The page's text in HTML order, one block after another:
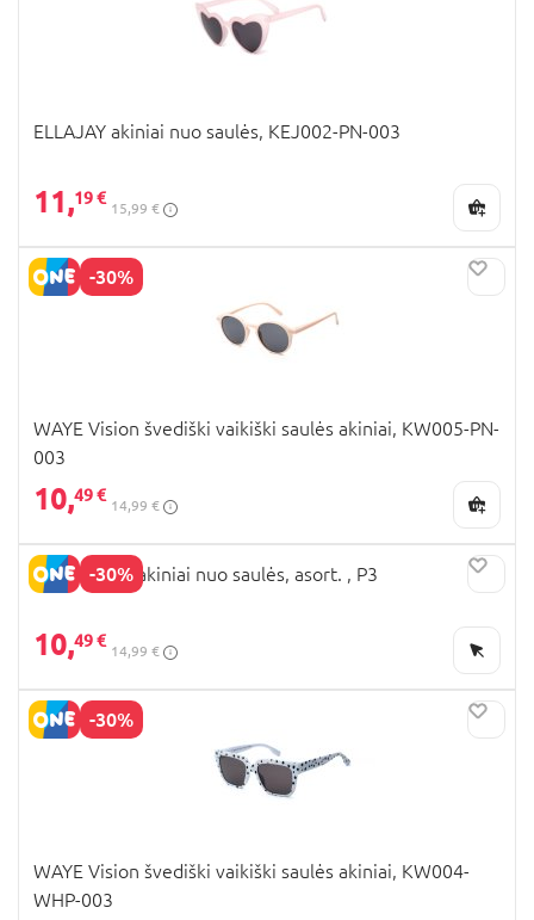
ELLAJAY akiniai nuo saulės, KEJ002-PN-003
11,19 €
15,99 €
-30%
WAYE Vision švediški vaikiški saulės akiniai, KW005-PN-
003
10,49 €
14,99 €
-30%
MINIBRILLA akiniai nuo saulės, asort. , P3
10,49 €
14,99 €
-30%
WAYE Vision švediški vaikiški saulės akiniai, KW004-
WHP-003